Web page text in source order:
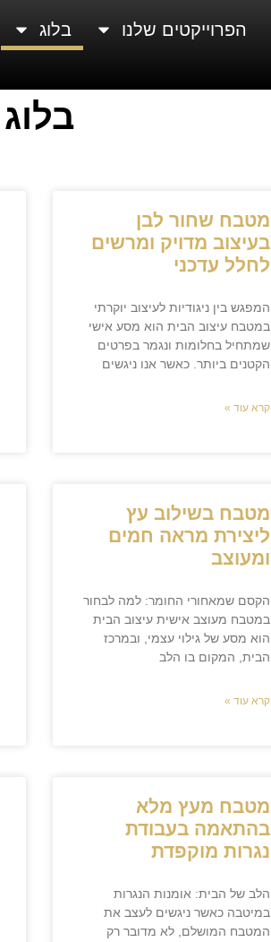
הפרוייקטים שלנו בלוג
בלוג
מטבח שחור לבן
בעיצוב מדויק ומרשים
לחלל עדכני
המפגש בין ניגודיות לעיצוב יוקרתי
במטבח עיצוב הבית הוא מסע אישי
שמתחיל בחלומות ונגמר בפרטים
הקטנים ביותר. כאשר אנו ניגשים
קרא עוד »
מטבח בשילוב עץ
ליצירת מראה חמים
ומעוצב
הקסם שמאחורי החומר: למה לבחור
במטבח מעוצב אישית עיצוב הבית
הוא מסע של גילוי עצמי, ובמרכז
הבית, המקום בו הלב
קרא עוד »
מטבח מעץ מלא
בהתאמה בעבודת
נגרות מוקפדת
הלב של הבית: אומנות הנגרות
במיטבה כאשר ניגשים לעצב את
המטבח המושלם, לא מדובר רק